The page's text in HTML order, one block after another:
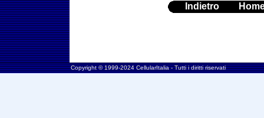
Indietro
Copyright © 1999-2024 CellularItalia - Tutti i diritti riservati